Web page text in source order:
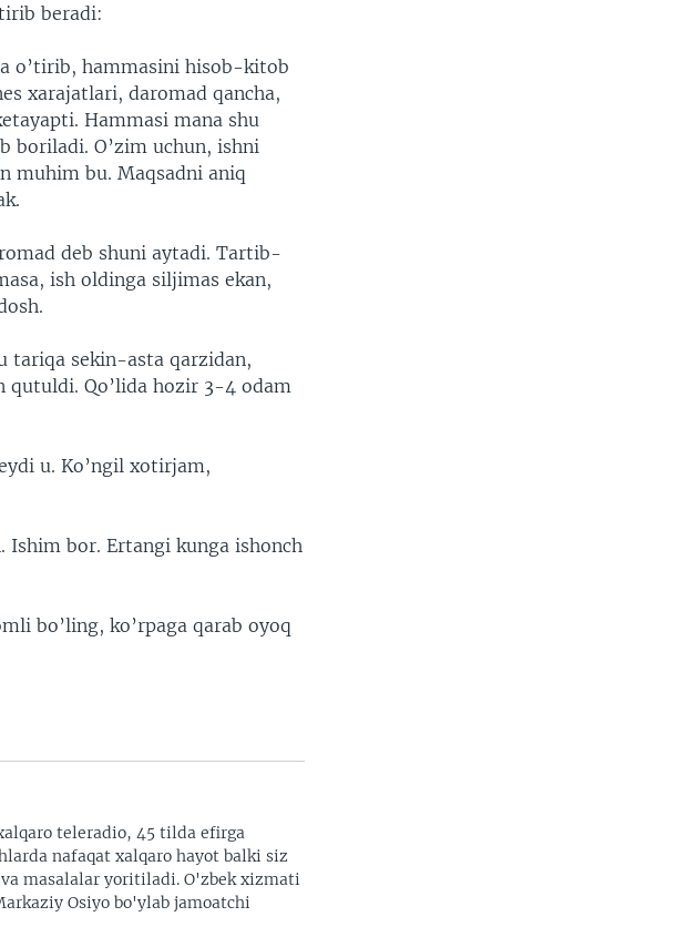
beradi:
o’tirib, hammasini hisob-kitob
xarajatlari, daromad qancha,
Hammasi mana shu
boriladi. O’zim uchun, ishni
muhim bu. Maqsadni aniq
deb shuni aytadi. Tartib-
ish oldinga siljimas ekan,
tariqa sekin-asta qarzidan,
qutuldi. Qo’lida hozir 3-4 odam
u. Ko’ngil xotirjam,
Ishim bor. Ertangi kunga ishonch
bo’ling, ko’rpaga qarab oyoq
teleradio, 45 tilda efirga
nafaqat xalqaro hayot balki siz
masalalar yoritiladi. O'zbek xizmati
Osiyo bo'ylab jamoatchi